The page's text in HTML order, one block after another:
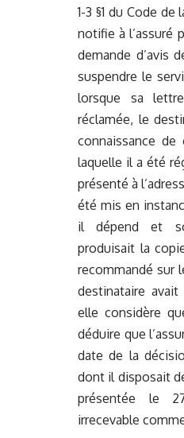
1-3 §1 du Code de
notifie à l’assuré
demande d’avis
suspendre le
lorsque sa
réclamée, le
connaissance
laquelle il a été
présenté à
été mis en
il dépend et
produisait la
recommandé sur
destinataire
elle considère
déduire que
date de la
dont il disposait
présentée le
irrecevable